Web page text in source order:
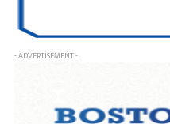
- ADVERTISEMENT -